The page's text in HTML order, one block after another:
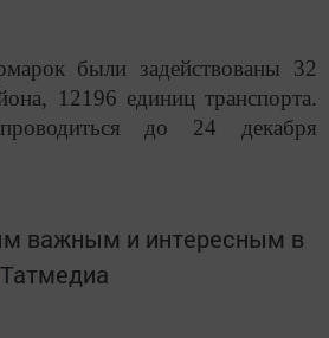
были задействованы 32
12196 единиц транспорта.
до 24 декабря
важным и интересным в
Татмедиа